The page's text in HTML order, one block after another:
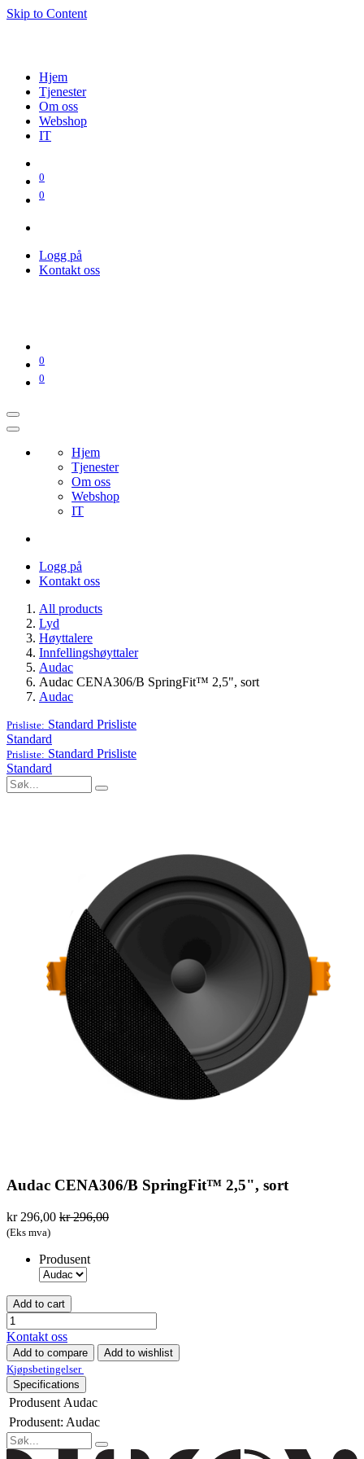
Skip to Content
Hjem
Tjenester
Om oss
Webshop
IT
0
0
Logg på
Kontakt oss
0
0
Hjem
Tjenester
Om oss
Webshop
IT
Logg på
Kontakt oss
All products
Lyd
Høyttalere
Innfellingshøyttaler
Audac
Audac CENA306/B SpringFit™ 2,5", sort
Audac
Prisliste: Standard Prisliste
Standard
Prisliste: Standard Prisliste
Standard
Audac CENA306/B SpringFit™ 2,5", sort
kr 296,00 kr296,00
(Eks mva)
Produsent
Add to cart
Kontakt oss
Add to compare
Add to wishlist
Kjøpsbetingelser
Specifications
Produsent Audac
Produsent: Audac